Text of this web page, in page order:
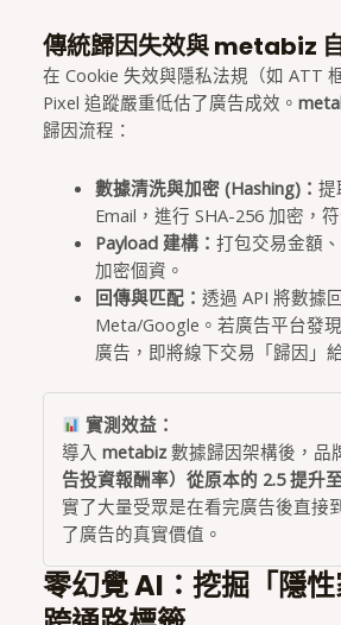
傳統歸因失效與 metabiz
在 Cookie 失效與隱私法規（如 ATT
Pixel 追蹤嚴重低估了廣告成效。
歸因流程：
數據清洗與加密 (Hashing)： 提
Email，進行 SHA-256 加密，
Payload 建構： 打包交易金額
加密個資。
回傳與匹配： 透過 API 將數據
Meta/Google。若廣告平台發
廣告，即將線下交易「歸因」
實測效益：
導入 metabiz數據歸因架構後，品
告投資報酬率）從原本的 2.5 提升
實了大量受眾是在看完廣告後直接
了廣告的真實價值。
零幻覺 AI：挖掘「隱